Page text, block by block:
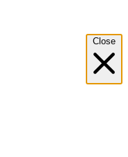
Close